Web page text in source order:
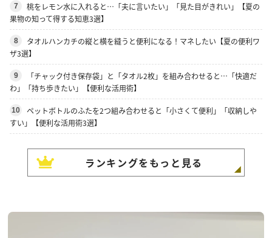
7
桃をレモン水に入れると…「夫に言いたい」「見た目がきれい」【夏の
果物の知って得する知恵3選】
8
タオルハンカチの縦と横を縫うと便利になる！マネしたい【夏の便利ワ
ザ3選】
9
「チャック付き保存袋」と「タオル2枚」を組み合わせると…「快適だ
わ」「持ち歩きたい」【便利な活用術】
10
ペットボトルのふたを2つ組み合わせると「小さくて便利」「収納しや
すい」【便利な活用術3選】
ランキングをもっと見る